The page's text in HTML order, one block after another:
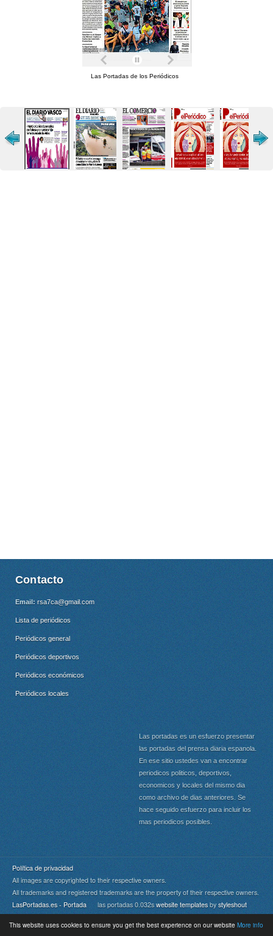
This website uses cookies to ensure you get the best experience on our website More info
Las Portadas de los Periódicos
Contacto
Email: rsa7ca@gmail.com
Lista de periódicos
Periódicos general
Periódicos deportivos
Periódicos económicos
Periódicos locales
Las portadas es un esfuerzo presentar
las portadas del prensa diaria espanola.
En ese sitio ustedes van a encontrar
periodicos politicos, deportivos,
economicos y locales del mismo dia
como archivo de dias anteriores. Se
hace seguido esfuerzo para incluir los
mas periodicos posibles.
Política de privacidad
All images are copyrighted to their respective owners.
All trademarks and registered trademarks are the property of their respective owners.
LasPortadas.es - Portada las portadas 0.032s website templates by styleshout